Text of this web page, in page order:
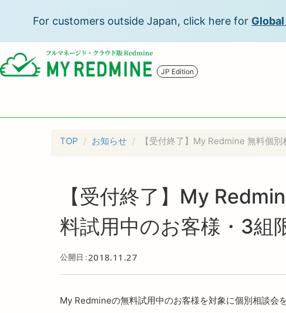
For customers outside Japan, click here for
JP Edition
TOP お知らせ 【受付終了】My Redmine 無料個
【受付終了】My
料試用中のお客様・3組
公開日 2018.11.27
My Redmineの無料試用中のお客様を対象に個別相談会